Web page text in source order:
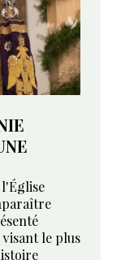
le plus